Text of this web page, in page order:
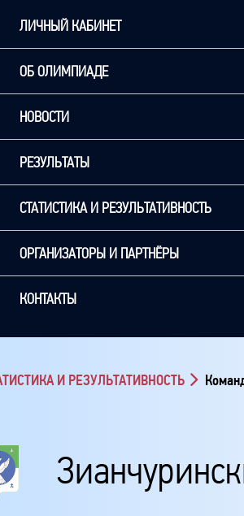
ЛИЧНЫЙ КАБИНЕТ
ОБ ОЛИМПИАДЕ
НОВОСТИ
РЕЗУЛЬТАТЫ
СТАТИСТИКА И РЕЗУЛЬТАТИВНОСТЬ
ОРГАНИЗАТОРЫ И ПАРТНЁРЫ
КОНТАКТЫ
И РЕЗУЛЬТАТИВНОСТЬ